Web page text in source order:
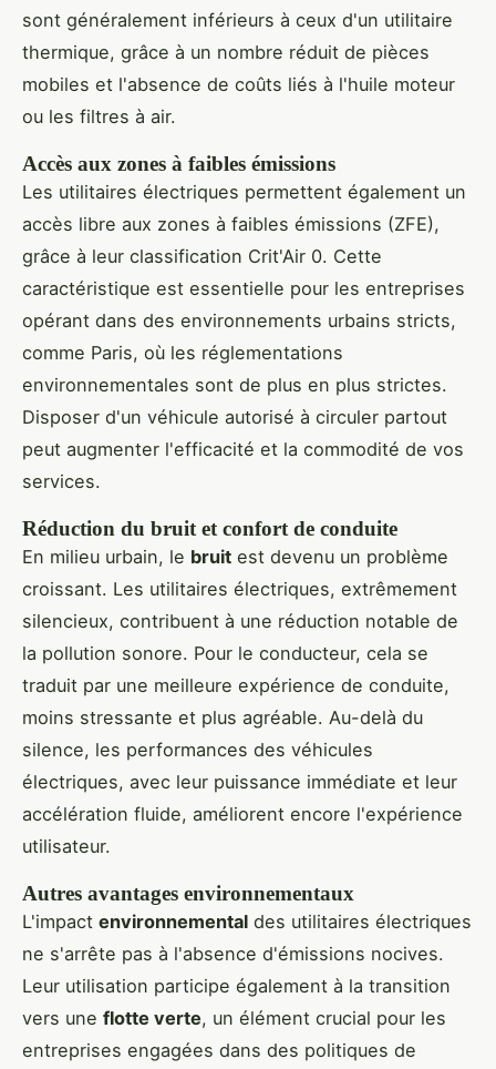
sont généralement inférieurs à ceux d'un utilitaire
thermique, grâce à un nombre réduit de pièces
mobiles et l'absence de coûts liés à l'huile moteur
ou les filtres à air.
Accès aux zones à faibles émissions
Les utilitaires électriques permettent également un
accès libre aux zones à faibles émissions (ZFE),
grâce à leur classification Crit'Air 0. Cette
caractéristique est essentielle pour les entreprises
opérant dans des environnements urbains stricts,
comme Paris, où les réglementations
environnementales sont de plus en plus strictes.
Disposer d'un véhicule autorisé à circuler partout
peut augmenter l'efficacité et la commodité de vos
services.
Réduction du bruit et confort de conduite
En milieu urbain, le bruit est devenu un problème
croissant. Les utilitaires électriques, extrêmement
silencieux, contribuent à une réduction notable de
la pollution sonore. Pour le conducteur, cela se
traduit par une meilleure expérience de conduite,
moins stressante et plus agréable. Au-delà du
silence, les performances des véhicules
électriques, avec leur puissance immédiate et leur
accélération fluide, améliorent encore l'expérience
utilisateur.
Autres avantages environnementaux
L'impact environnemental des utilitaires électriques
ne s'arrête pas à l'absence d'émissions nocives.
Leur utilisation participe également à la transition
vers une flotte verte, un élément crucial pour les
entreprises engagées dans des politiques de